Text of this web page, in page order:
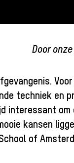
Door
techniek en
interessant om
kansen
of